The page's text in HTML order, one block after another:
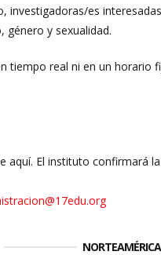
investigadoras/es
género y sexualidad.
tiempo real ni en un
aquí. El instituto confirmará
NORTEAMÉRICA